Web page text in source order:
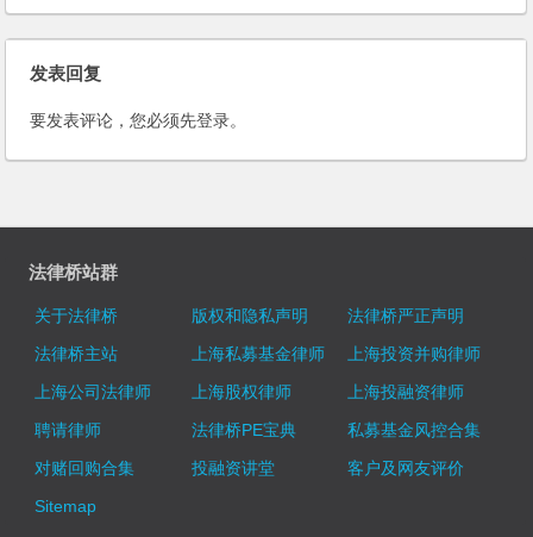
诉讼的紧急通知
业金融机构开展网络执行查控和
联合信用惩戒工作的意见
发表回复
要发表评论，您必须先登录。
法律桥站群
关于法律桥 版权和隐私声明
法律桥严正声明
法律桥主站
上海私募基金律师
上海投资并购律师
上海公司法律师
上海股权律师
上海投融资律师
聘请律师
法律桥PE宝典
私募基金风控合集
对赌回购合集
投融资讲堂
客户及网友评价
Sitemap